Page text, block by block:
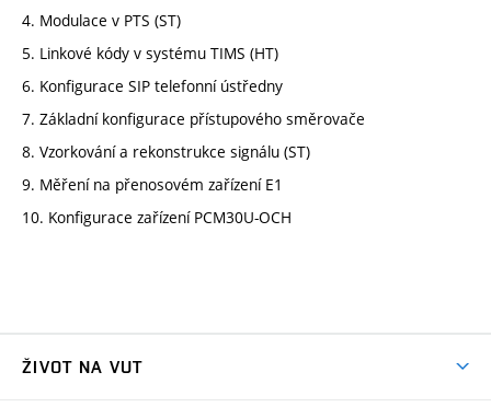
4. Modulace v PTS (ST)
5. Linkové kódy v systému TIMS (HT)
6. Konfigurace SIP telefonní ústředny
7. Základní konfigurace přístupového směrovače
8. Vzorkování a rekonstrukce signálu (ST)
9. Měření na přenosovém zařízení E1
10. Konfigurace zařízení PCM30U-OCH
ŽIVOT NA VUT